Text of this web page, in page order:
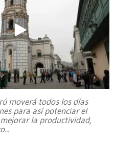
moverá todos los días
para así potenciar el
la productividad,
...